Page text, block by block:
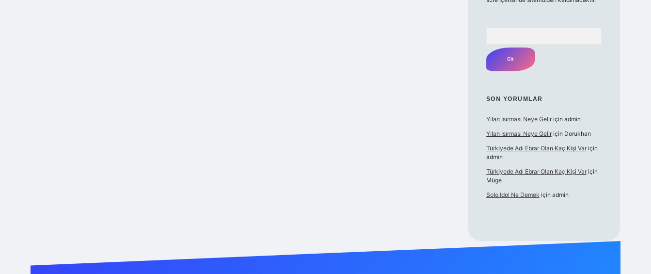
SON YORUMLAR
Yılan Isırması Neye Geliriçin admin
Yılan Isırması Neye Geliriçin Dorukhan
Türkiyede Adı Ebrar Olan Kaç Kişi Variçin
admin
Türkiyede Adı Ebrar Olan Kaç Kişi Variçin
Müge
Solo Idol Ne Demek için admin